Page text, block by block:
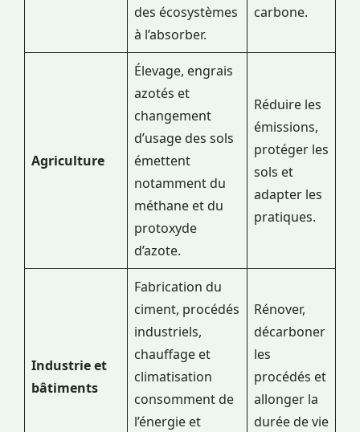
des écosystèmes
à l’absorber.
carbone.
Agriculture
Élevage, engrais
azotés et
changement
d’usage des sols
émettent
notamment du
méthane et du
protoxyde
d’azote.
Réduire les
émissions,
protéger les
sols et
adapter les
pratiques.
Industrie et
bâtiments
Fabrication du
ciment, procédés
industriels,
chauffage et
climatisation
consomment de
l’énergie et
Rénover,
décarboner
les
procédés et
allonger la
durée de vie